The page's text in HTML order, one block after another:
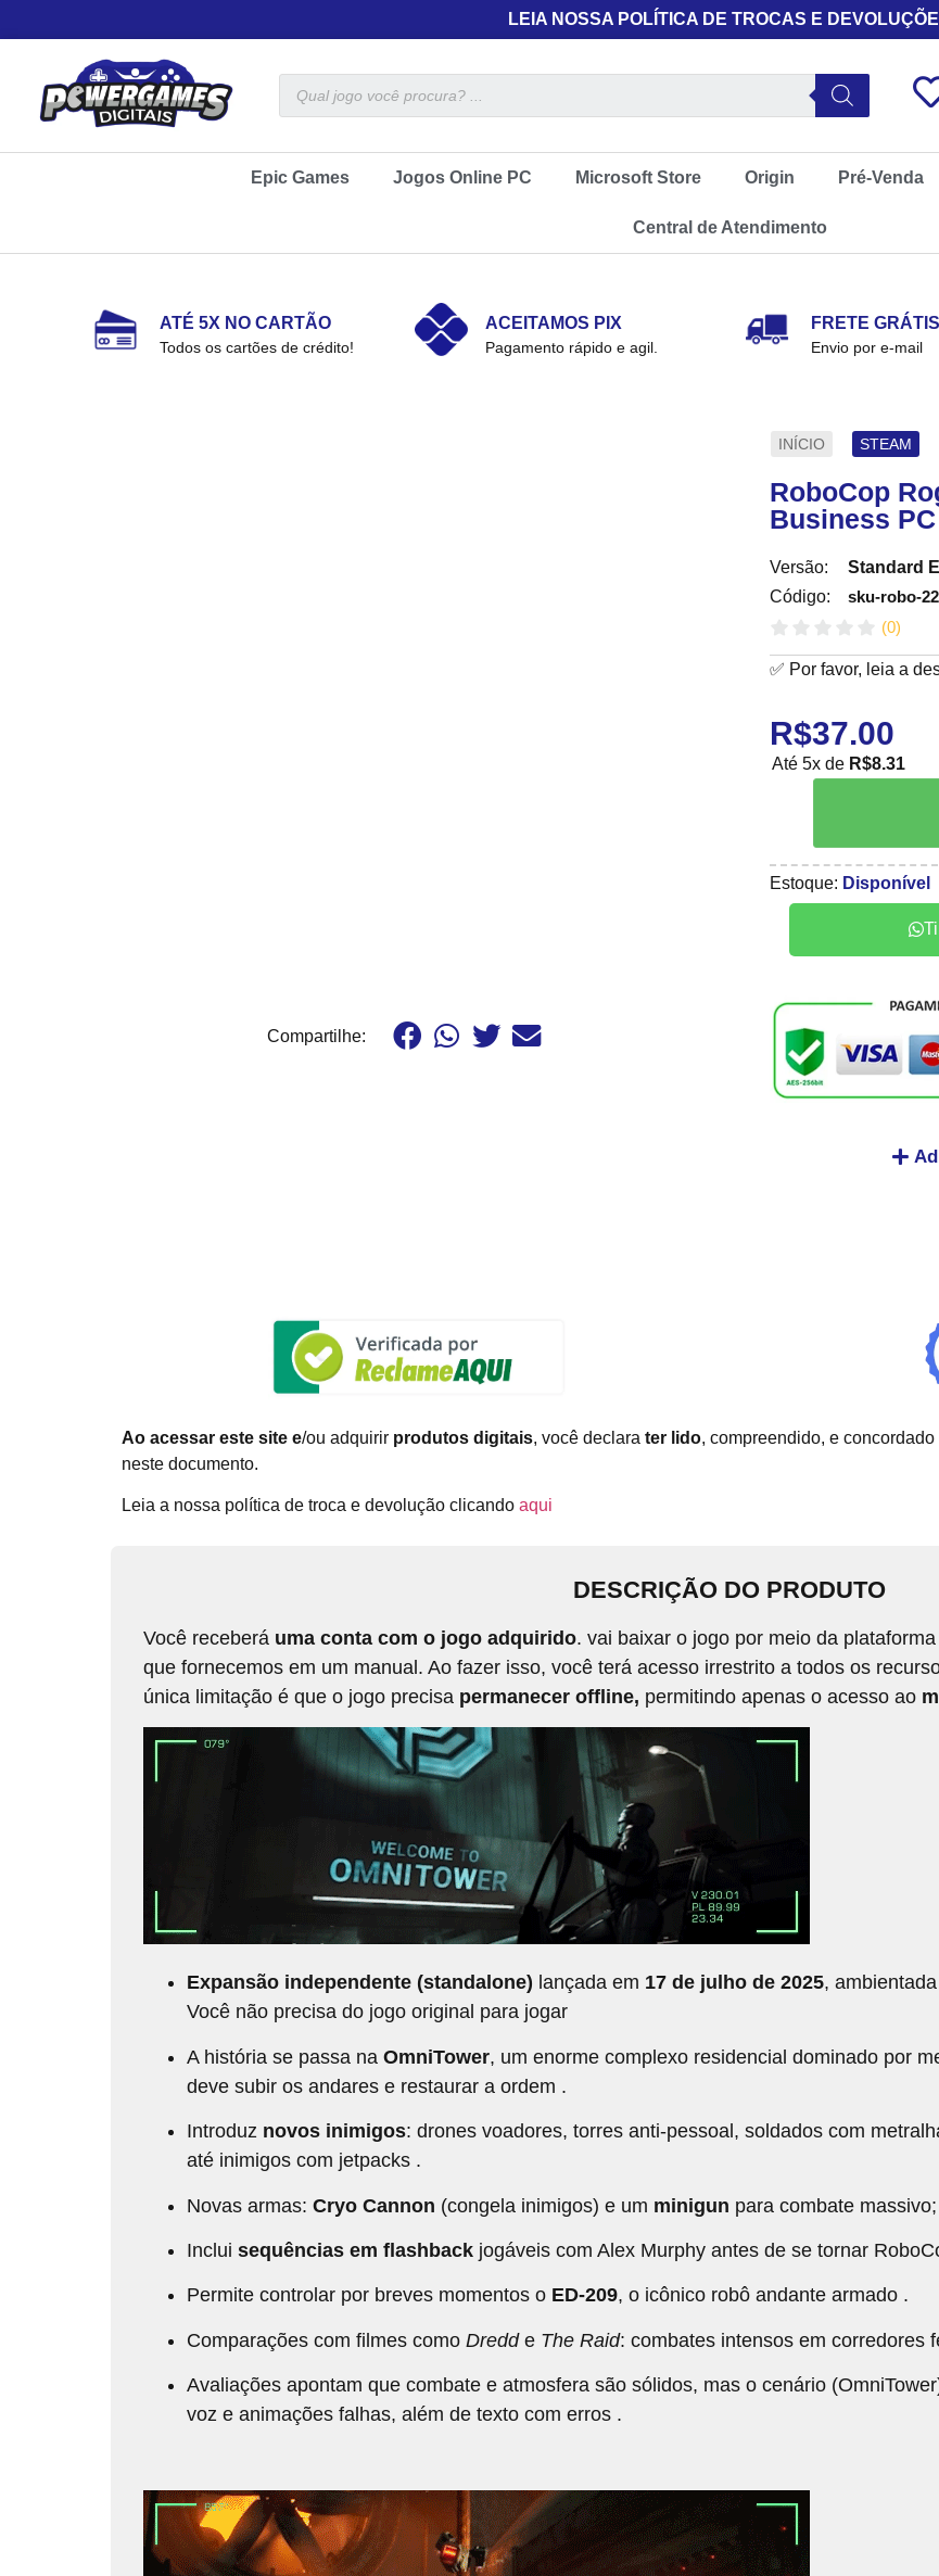
LEIA NOSSA POLÍTICA DE TROCAS E
Epic Games Jogos Online PC Microsoft Store Origin Pré-Venda
Central de Atendimento
ATÉ 5X NO CARTÃO
Todos os cartões de crédito!
ACEITAMOS PIX
Pagamento rápido e agil.
FRETE GRÁTIS
Envio por e-mail
Compartilhe:
INÍCIO STEAM
RoboCop
Business
Versão:
Código:
Standard
sku-robo-22
(0)
✅ Por favor, leia a
R$37.00
Até 5x de R$8.31
Estoque: Disponível
Ao acessar este site e/ou adquirir produtos digitais, você declara ter lido, compreendido, e
neste documento.
Leia a nossa política de troca e devolução clicando aqui
DESCRIÇÃO DO PRODUTO
Você receberá uma conta com o jogo adquirido. vai baixar o jogo por meio da
que fornecemos em um manual. Ao fazer isso, você terá acesso irrestrito a todos os
única limitação é que o jogo precisa permanecer offline, permitindo apenas o acesso ao
Expansão independente (standalone) lançada em 17 de julho de 2025,
Você não precisa do jogo original para jogar
A história se passa na OmniTower, um enorme complexo residencial dominado por
deve subir os andares e restaurar a ordem .
Introduz novos inimigos: drones voadores, torres anti‑pessoal, soldados com
até inimigos com jetpacks .
Novas armas: Cryo Cannon (congela inimigos) e um minigun para combate
Inclui sequências em flashback jogáveis com Alex Murphy antes de se tornar
Permite controlar por breves momentos o ED‑209, o icônico robô andante armado .
Comparações com filmes como Dredde The Raid: combates intensos em corredores
Avaliações apontam que combate e atmosfera são sólidos, mas o cenário
voz e animações falhas, além de texto com erros .